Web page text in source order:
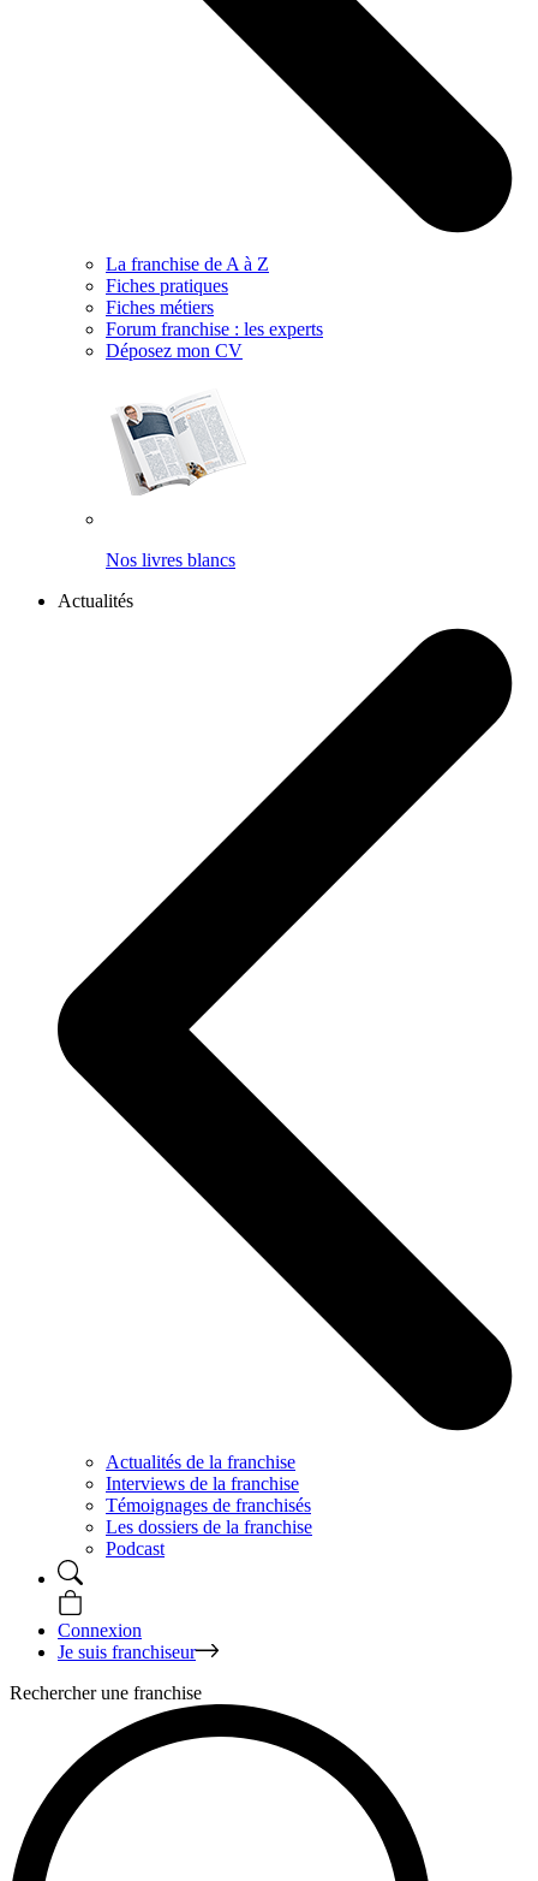
La franchise de A à Z
Fiches pratiques
Fiches métiers
Forum franchise : les experts
Déposez mon CV
Nos livres blancs
Actualités
Actualités de la franchise
Interviews de la franchise
Témoignages de franchisés
Les dossiers de la franchise
Podcast
Connexion
Je suis franchiseur
Rechercher une franchise